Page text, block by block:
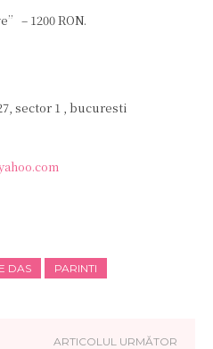
– 1200 RON.
sector 1 , bucuresti
DAS PARINTI
ARTICOLUL URMĂTOR